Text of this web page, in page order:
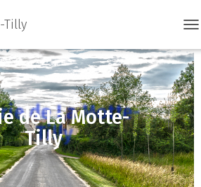
Tilly
É
P
L
I
E
R
L
A
N
A
V
de La Motte-
Tilly